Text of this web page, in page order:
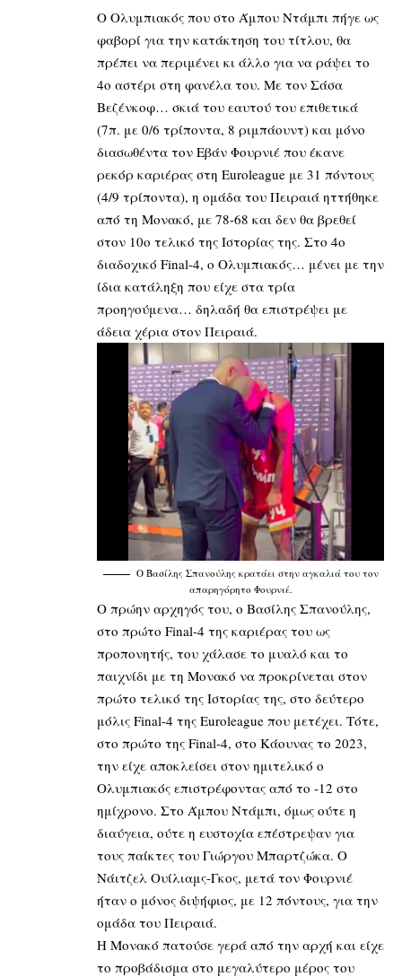
Ο Ολυμπιακός που στο Άμπου Ντάμπι πήγε ως
φαβορί για την κατάκτηση του τίτλου, θα
πρέπει να περιμένει κι άλλο για να ράψει το
4ο αστέρι στη φανέλα του. Με τον Σάσα
Βεζένκοφ… σκιά του εαυτού του επιθετικά
(7π. με 0/6 τρίποντα, 8 ριμπάουντ) και μόνο
διασωθέντα τον Εβάν Φουρνιέ που έκανε
ρεκόρ καριέρας στη Euroleague με 31 πόντους
(4/9 τρίποντα), η ομάδα του Πειραιά ηττήθηκε
από τη Μονακό, με 78-68 και δεν θα βρεθεί
στον 10ο τελικό της Ιστορίας της. Στο 4ο
διαδοχικό Final-4, ο Ολυμπιακός… μένει με την
ίδια κατάληξη που είχε στα τρία
προηγούμενα… δηλαδή θα επιστρέψει με
άδεια χέρια στον Πειραιά.
Ο Βασίλης Σπανούλης κρατάει στην αγκαλιά του τον
απαρηγόρητο Φουρνιέ.
Ο πρώην αρχηγός του, ο Βασίλης Σπανούλης,
στο πρώτο Final-4 της καριέρας του ως
προπονητής, του χάλασε το μυαλό και το
παιχνίδι με τη Μονακό να προκρίνεται στον
πρώτο τελικό της Ιστορίας της, στο δεύτερο
μόλις Final-4 της Euroleague που μετέχει. Τότε,
στο πρώτο της Final-4, στο Κάουνας το 2023,
την είχε αποκλείσει στον ημιτελικό ο
Ολυμπιακός επιστρέφοντας από το -12 στο
ημίχρονο. Στο Άμπου Ντάμπι, όμως ούτε η
διαύγεια, ούτε η ευστοχία επέστρεψαν για
τους παίκτες του Γιώργου Μπαρτζώκα. Ο
Νάιτζελ Ουίλιαμς-Γκος, μετά τον Φουρνιέ
ήταν ο μόνος διψήφιος, με 12 πόντους, για την
ομάδα του Πειραιά.
Η Μονακό πατούσε γερά από την αρχή και είχε
το προβάδισμα στο μεγαλύτερο μέρος του